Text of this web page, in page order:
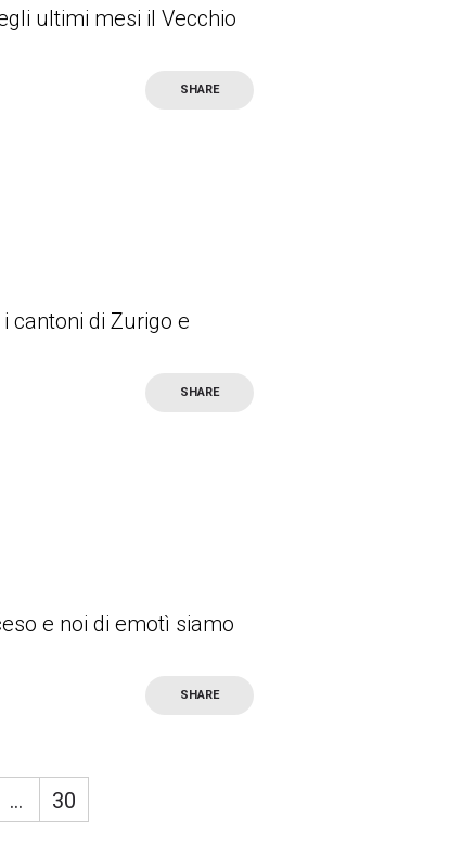
ultimi mesi il Vecchio
SHARE
cantoni di Zurigo e
SHARE
e noi di emotì siamo
SHARE
… 30